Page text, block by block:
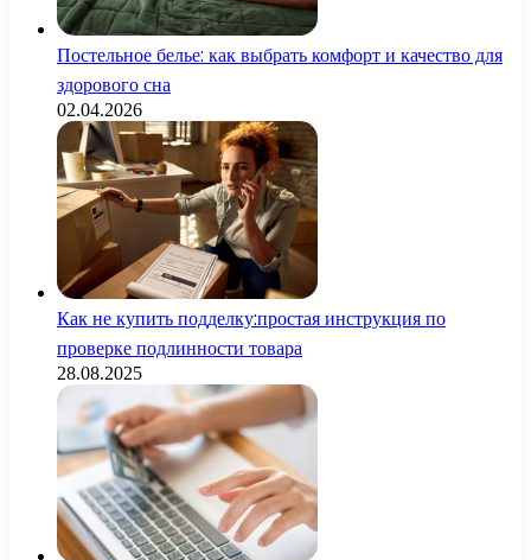
Постельное белье: как выбрать комфорт и качество для
здорового сна
02.04.2026
Как не купить подделку:простая инструкция по
проверке подлинности товара
28.08.2025